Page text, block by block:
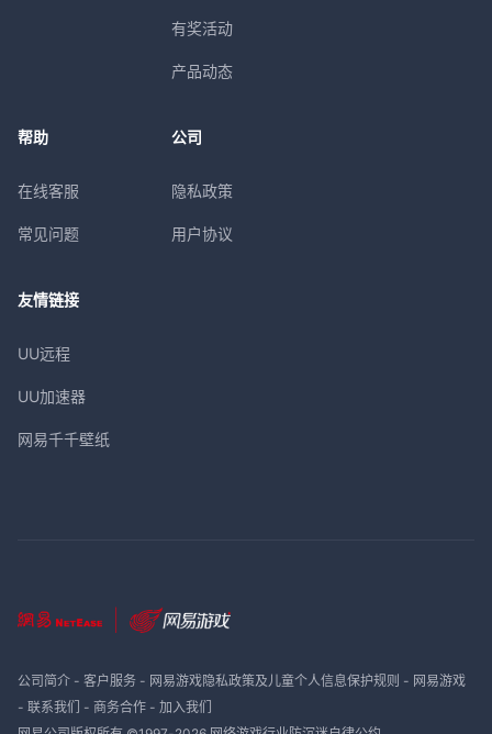
有奖活动
产品动态
帮助
在线客服
常见问题
公司
隐私政策
用户协议
友情链接
UU远程
UU加速器
网易千千壁纸
公司简介- 客户服务- 网易游戏隐私政策及儿童个人信息保护规则 - 网易游戏
- 联系我们 - 商务合作- 加入我们